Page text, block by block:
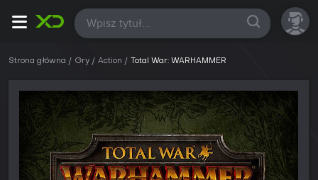
Wszystkie
Strona główna Gry Action Total War: WARHAMMER